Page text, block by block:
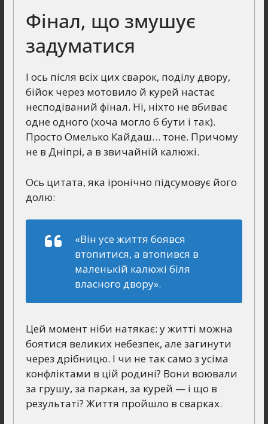
Фінал, що змушує
задуматися
І ось після всіх цих сварок, поділу двору,
бійок через мотовило й курей настає
несподіваний фінал. Ні, ніхто не вбиває
одне одного (хоча могло б бути і так).
Просто Омелько Кайдаш… тоне. Причому
не в Дніпрі, а в звичайній калюжі.
Ось цитата, яка іронічно підсумовує його
долю:
«Він усе життя боявся
втопитися, а втопився в
маленькій калюжі біля
власного двору».
Цей момент ніби натякає: у житті можна
боятися великих небезпек, але загинути
через дрібницю. І чи не так само з усіма
конфліктами в цій родині? Вони воювали
за грушу, за паркан, за курей — і що в
результаті? Життя пройшло в сварках.